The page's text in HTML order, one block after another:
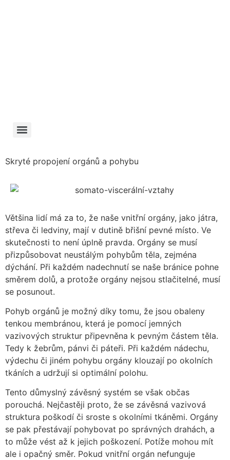
Skryté propojení orgánů a pohybu
Většina lidí má za to, že naše vnitřní orgány, jako játra,
střeva či ledviny, mají v dutině břišní pevné místo. Ve
skutečnosti to není úplně pravda. Orgány se musí
přizpůsobovat neustálým pohybům těla, zejména
dýchání. Při každém nadechnutí se naše bránice pohne
směrem dolů, a protože orgány nejsou stlačitelné, musí
se posunout.
Pohyb orgánů je možný díky tomu, že jsou obaleny
tenkou membránou, která je pomocí jemných
vazivových struktur připevněna k pevným částem těla.
Tedy k žebrům, pánvi či páteři. Při každém nádechu,
výdechu či jiném pohybu orgány klouzají po okolních
tkáních a udržují si optimální polohu.
Tento důmyslný závěsný systém se však občas
porouchá. Nejčastěji proto, že se závěsná vazivová
struktura poškodí či sroste s okolními tkáněmi. Orgány
se pak přestávají pohybovat po správných drahách, a
to může vést až k jejich poškození. Potíže mohou mít
ale i opačný směr. Pokud vnitřní orgán nefunguje